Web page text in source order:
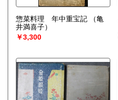
惣菜料理 年中重宝記
（亀
井満喜子）
￥3,300